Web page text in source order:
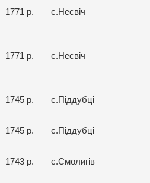
1771 р. с.Несвіч
1771 р. с.Несвіч
1745 р. с.Піддубці
1745 р. с.Піддубці
1743 р. с.Смолигів